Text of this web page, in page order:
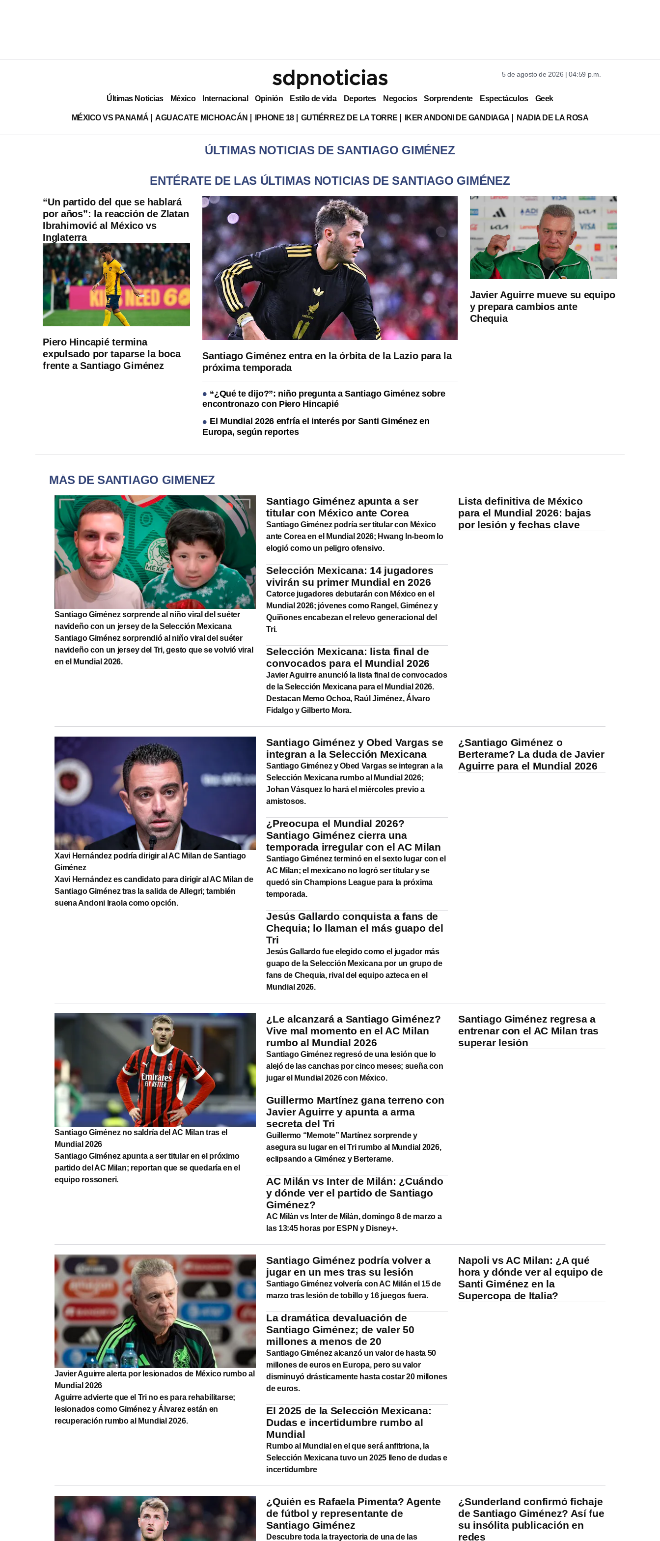
5 de agosto de 2026 | 04:59 p.m.
Últimas Noticias México Internacional Opinión Estilo de vida Deportes Negocios Sorprendente Espectáculos Geek
MÉXICO VS PANAMÁ AGUACATE MICHOACÁN IPHONE 18 GUTIÉRREZ DE LA TORRE IKER ANDONI DE GANDIAGA NADIA DE LA ROSA
ÚLTIMAS NOTICIAS DE SANTIAGO GIMÉNEZ
ENTÉRATE DE LAS ÚLTIMAS NOTICIAS DE SANTIAGO GIMÉNEZ
“Un partido del que se hablará
por años”: la reacción de Zlatan
Ibrahimović al México vs
Inglaterra
Piero Hincapié termina
expulsado por taparse la boca
frente a Santiago Giménez
Santiago Giménez entra en la órbita de la Lazio para la
próxima temporada
“¿Qué te dijo?”: niño pregunta a Santiago Giménez sobre
encontronazo con Piero Hincapié
El Mundial 2026 enfría el interés por Santi Giménez en
Europa, según reportes
Javier Aguirre mueve su equipo
y prepara cambios ante
Chequia
MÁS DE SANTIAGO GIMÉNEZ
Santiago Giménez sorprende al niño viral del suéter
navideño con un jersey de la Selección Mexicana
Santiago Giménez sorprendió al niño viral del suéter
navideño con un jersey del Tri, gesto que se volvió viral
en el Mundial 2026.
Santiago Giménez apunta a ser
titular con México ante Corea
Santiago Giménez podría ser titular con México
ante Corea en el Mundial 2026; Hwang In-beom lo
elogió como un peligro ofensivo.
Selección Mexicana: 14 jugadores
vivirán su primer Mundial en 2026
Catorce jugadores debutarán con México en el
Mundial 2026; jóvenes como Rangel, Giménez y
Quiñones encabezan el relevo generacional del
Tri.
Selección Mexicana: lista final de
convocados para el Mundial 2026
Javier Aguirre anunció la lista final de convocados
de la Selección Mexicana para el Mundial 2026.
Destacan Memo Ochoa, Raúl Jiménez, Álvaro
Fidalgo y Gilberto Mora.
Lista definitiva de México
para el Mundial 2026: bajas
por lesión y fechas clave
Xavi Hernández podría dirigir al AC Milan de Santiago
Giménez
Xavi Hernández es candidato para dirigir al AC Milan de
Santiago Giménez tras la salida de Allegri; también
suena Andoni Iraola como opción.
Santiago Giménez y Obed Vargas se
integran a la Selección Mexicana
Santiago Giménez y Obed Vargas se integran a la
Selección Mexicana rumbo al Mundial 2026;
Johan Vásquez lo hará el miércoles previo a
amistosos.
¿Preocupa el Mundial 2026?
Santiago Giménez cierra una
temporada irregular con el AC Milan
Santiago Giménez terminó en el sexto lugar con el
AC Milan; el mexicano no logró ser titular y se
quedó sin Champions League para la próxima
temporada.
Jesús Gallardo conquista a fans de
Chequia; lo llaman el más guapo del
Tri
Jesús Gallardo fue elegido como el jugador más
guapo de la Selección Mexicana por un grupo de
fans de Chequia, rival del equipo azteca en el
Mundial 2026.
¿Santiago Giménez o
Berterame? La duda de Javier
Aguirre para el Mundial 2026
Santiago Giménez no saldría del AC Milan tras el
Mundial 2026
Santiago Giménez apunta a ser titular en el próximo
partido del AC Milan; reportan que se quedaría en el
equipo rossoneri.
¿Le alcanzará a Santiago Giménez?
Vive mal momento en el AC Milan
rumbo al Mundial 2026
Santiago Giménez regresó de una lesión que lo
alejó de las canchas por cinco meses; sueña con
jugar el Mundial 2026 con México.
Guillermo Martínez gana terreno con
Javier Aguirre y apunta a arma
secreta del Tri
Guillermo “Memote” Martínez sorprende y
asegura su lugar en el Tri rumbo al Mundial 2026,
eclipsando a Giménez y Berterame.
AC Milán vs Inter de Milán: ¿Cuándo
y dónde ver el partido de Santiago
Giménez?
AC Milán vs Inter de Milán, domingo 8 de marzo a
las 13:45 horas por ESPN y Disney+.
Santiago Giménez regresa a
entrenar con el AC Milan tras
superar lesión
Javier Aguirre alerta por lesionados de México rumbo al
Mundial 2026
Aguirre advierte que el Tri no es para rehabilitarse;
lesionados como Giménez y Álvarez están en
recuperación rumbo al Mundial 2026.
Santiago Giménez podría volver a
jugar en un mes tras su lesión
Santiago Giménez volvería con AC Milán el 15 de
marzo tras lesión de tobillo y 16 juegos fuera.
La dramática devaluación de
Santiago Giménez; de valer 50
millones a menos de 20
Santiago Giménez alcanzó un valor de hasta 50
millones de euros en Europa, pero su valor
disminuyó drásticamente hasta costar 20 millones
de euros.
El 2025 de la Selección Mexicana:
Dudas e incertidumbre rumbo al
Mundial
Rumbo al Mundial en el que será anfitriona, la
Selección Mexicana tuvo un 2025 lleno de dudas e
incertidumbre
Napoli vs AC Milan: ¿A qué
hora y dónde ver al equipo de
Santi Giménez en la
Supercopa de Italia?
¿Quién es Rafaela Pimenta? Agente
de fútbol y representante de
Santiago Giménez
Descubre toda la trayectoria de una de las
¿Sunderland confirmó fichaje
de Santiago Giménez? Así fue
su insólita publicación en
redes